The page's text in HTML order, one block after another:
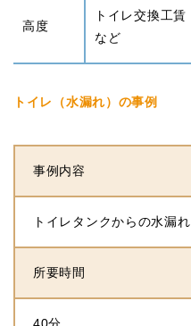
高度
トイレ交換工賃
など
トイレ（水漏れ）の事例
事例内容
トイレタンクからの水漏れ
所要時間